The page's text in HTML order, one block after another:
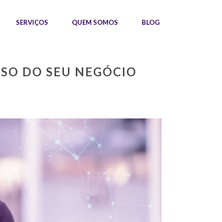
SERVIÇOS QUEM SOMOS BLOG
DO SEU NEGÓCIO